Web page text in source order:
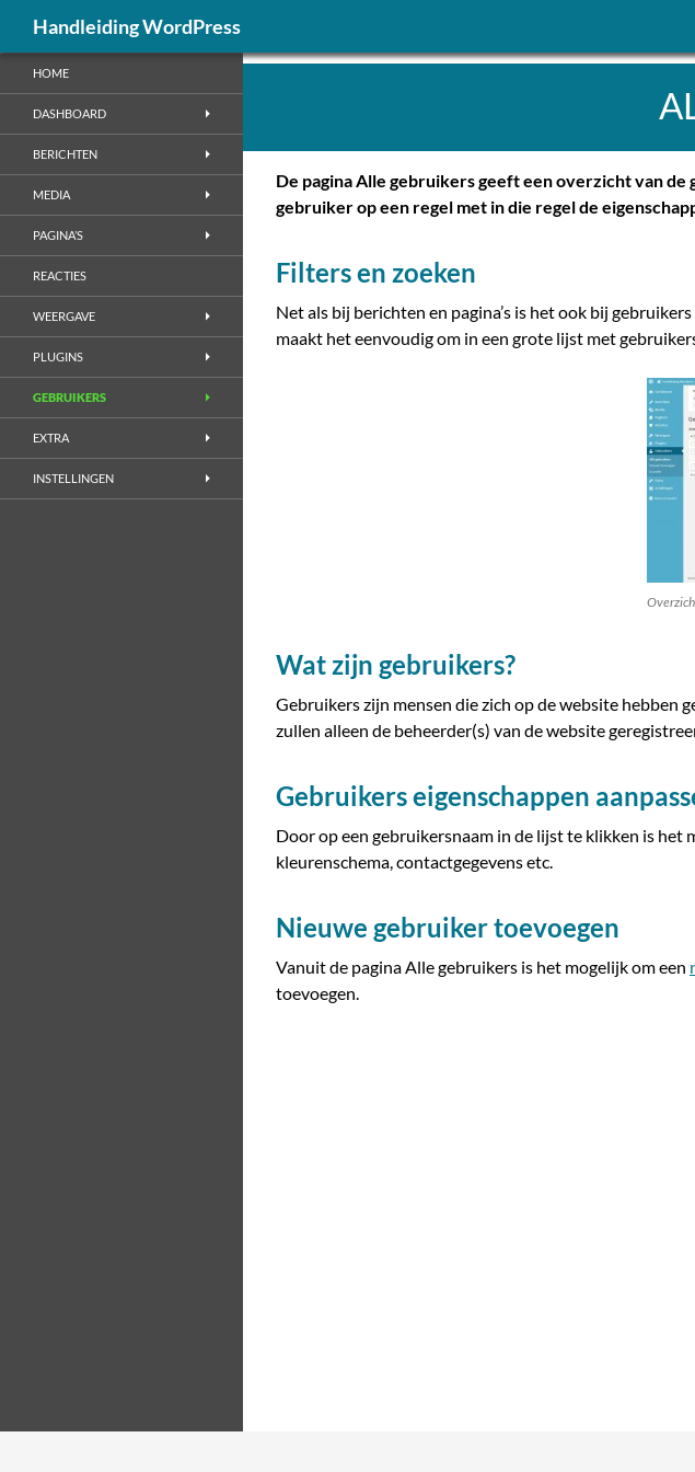
naar
Handleiding WordPress
De pagina Alle gebruikers geeft een overzicht van
gebruiker op een regel met in die regel de
Filters en zoeken
Net als bij berichten en pagina’s is het ook bij
maakt het eenvoudig om in een grote lijst met
Wat zijn gebruikers?
Gebruikers zijn mensen die zich op de website hebben
zullen alleen de beheerder(s) van de website
Gebruikers eigenschappen
Door op een gebruikersnaam in de lijst te klikken is het
kleurenschema, contactgegevens etc.
Nieuwe gebruiker toevoegen
Vanuit de pagina Alle gebruikers is het mogelijk om een
toevoegen.
HOME
DASHBOARD
BERICHTEN
MEDIA
PAGINA’S
REACTIES
WEERGAVE
PLUGINS
GEBRUIKERS
EXTRA
INSTELLINGEN